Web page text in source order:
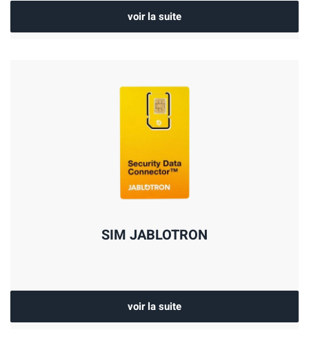
voir la suite
SIM JABLOTRON
voir la suite